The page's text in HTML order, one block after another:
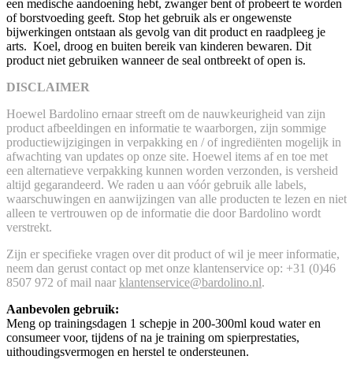
een medische aandoening hebt, zwanger bent of probeert te worden
of borstvoeding geeft. Stop het gebruik als er ongewenste
bijwerkingen ontstaan als gevolg van dit product en raadpleeg je
arts. Koel, droog en buiten bereik van kinderen bewaren. Dit
product niet gebruiken wanneer de seal ontbreekt of open is.
DISCLAIMER
Hoewel Bardolino ernaar streeft om de nauwkeurigheid van zijn
product afbeeldingen en informatie te waarborgen, zijn sommige
productiewijzigingen in verpakking en / of ingrediënten mogelijk in
afwachting van updates op onze site. Hoewel items af en toe met
een alternatieve verpakking kunnen worden verzonden, is versheid
altijd gegarandeerd. We raden u aan vóór gebruik alle labels,
waarschuwingen en aanwijzingen van alle producten te lezen en niet
alleen te vertrouwen op de informatie die door Bardolino wordt
verstrekt.
Zijn er specifieke vragen over dit product of wil je meer informatie,
neem dan gerust contact op met onze klantenservice op: +31 (0)46
8507 972 of mail naar klantenservice@bardolino.nl.
Aanbevolen gebruik:
Meng op trainingsdagen 1 schepje in 200-300ml koud water en
consumeer voor, tijdens of na je training om spierprestaties,
uithoudingsvermogen en herstel te ondersteunen.